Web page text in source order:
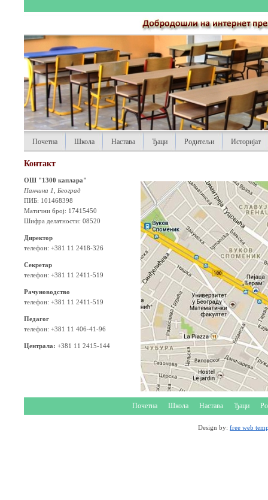
Почетна Школа Настава Ђаци Родитељи Историјат
Контакт
ОШ "1300 каплара"
Панчина 1, Београд
ПИБ: 101468398
Матични број: 17415450
Шифра делатности: 08520
Директор
телефон: +381 11 2418-326
Секретар
телефон: +381 11 2411-519
Рачуноводство
телефон: +381 11 2411-519
Педагог
телефон: +381 11 406-41-96
Централа: +381 11 2415-144
Почетна Школа Настава Ђаци
Design by: free web